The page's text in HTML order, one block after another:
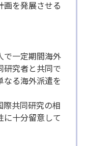
画を発展させる
で一定期間海外
研究者と共同で
なる海外派遣を
共同研究の相
に十分留意して